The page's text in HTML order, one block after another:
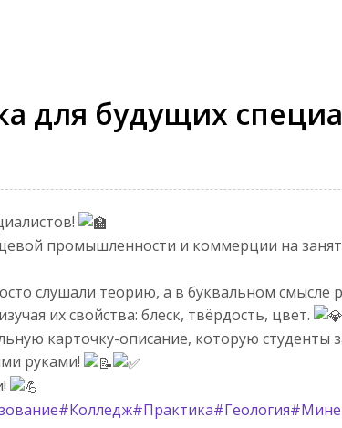
для будущих
промышленности и коммерции на
слушали теорию, а в буквальном
их свойства: блеск, твёрдость, цвет.
карточку-описание, которую студенты
руками!
#Колледж#Практика#Геология